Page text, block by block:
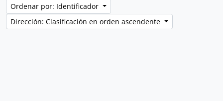
Ordenar por: Identificador
Dirección: Clasificación en orden ascendente